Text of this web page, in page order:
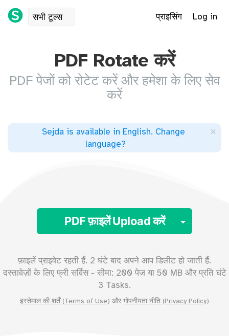
सभी टूल्स प्राइसिंग Log in
PDF Rotate करें
PDF पेजों को रोटेट करें और हमेशा के लिए सेव
करें
Sejda is available in English. Change
language?
×
PDF फ़ाइलें Upload करें Toggle
फ़ाइलें प्राइवेट रहती हैं. 2 घंटे बाद अपने आप डिलीट हो जाती हैं.
दस्तावेज़ों के लिए फ्री सर्विस - सीमा: 200 पेज या 50 MB और प्रति घंटे
3 Tasks.
इस्तेमाल की शर्तें (Terms of Use) और गोपनीयता नीति (Privacy Policy)